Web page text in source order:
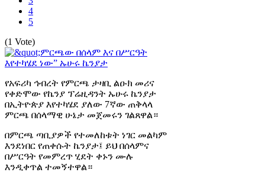
4
5
(1 Vote)
የአፍሪካ ኅብረት የምርጫ ታዛቢ ልዑክ መሪና
የቀድሞው የኬንያ ፕሬዚዳንት ኡሁሩ ኬንያታ
በኢትዮጵያ እየተካሄደ ያለው 7ኛው ጠቅላላ
ምርጫ በሰላማዊ ሁኔታ መጀመሩን ገልጸዋል።
በምርጫ ጣቢያዎች የተመለከቱት ነገር መልካም
እንደነበር የጠቀሱት ኬንያታ፤ ይህ በሰላምና
በሥርዓት የመምረጥ ሂደት ቀኑን ሙሉ
እንዲቀጥል ተመኝተዋል።